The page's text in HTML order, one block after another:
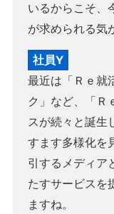
いるからこそ、
が求められる気
社員Y
最近は「Ｒｅ就
ク」など、「Ｒ
スが続々と誕生
すます多様化を
引するメディア
たすサービスを
ますね。